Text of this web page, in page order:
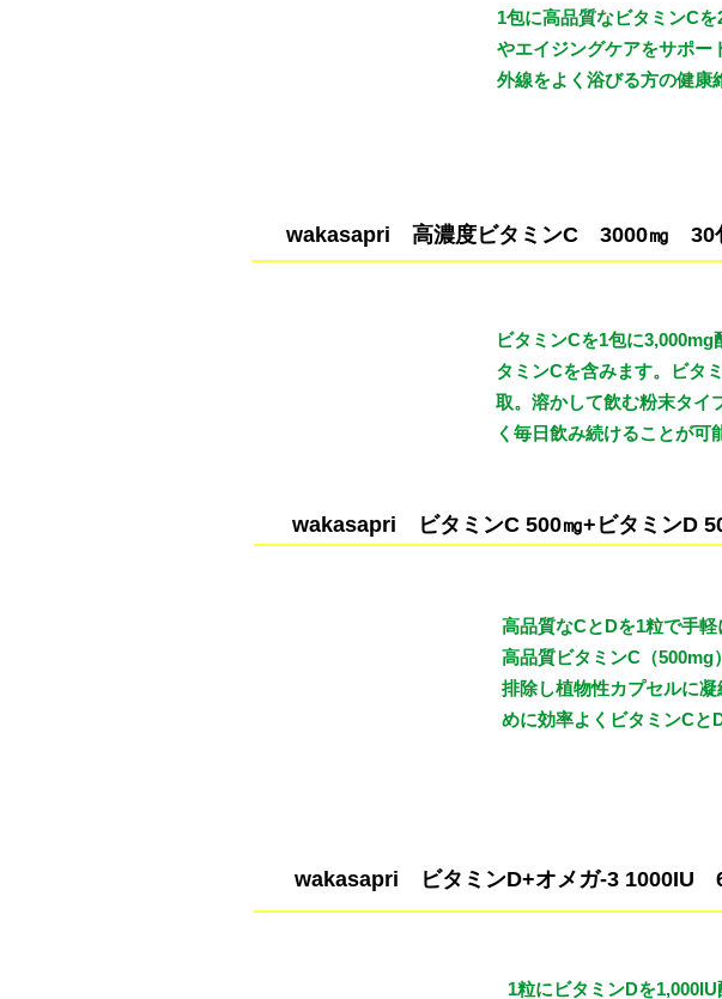
1包に高品質なビタミンC
やエイジングケアをサポー
外線をよく浴びる方の健康
wakasapri 高濃度ビタミンC 3000㎎ 30
ビタミンCを1包に
タミンCを含みます。ビタ
取。溶かして飲む粉末タイ
く毎日飲み続けることが可
wakasapri ビタミンC 500㎎+ビタミンD
高品質なCとDを1粒で手軽
高品質ビタミンC（500mg
排除し植物性カプセルに
めに効率よくビタミンCと
wakasapri ビタミンD+オメガ-3 1000IU
1粒にビタミンDを